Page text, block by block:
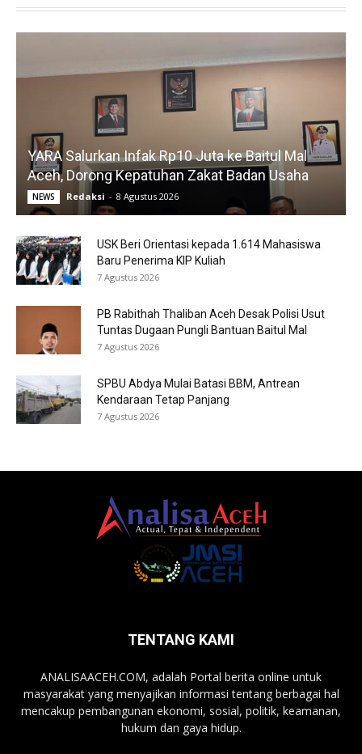
YARA Salurkan Infak Rp10 Juta ke Baitul Mal
Aceh, Dorong Kepatuhan Zakat Badan Usaha
NEWS Redaksi - 8 Agustus 2026
USK Beri Orientasi kepada 1.614 Mahasiswa
Baru Penerima KIP Kuliah
7 Agustus 2026
PB Rabithah Thaliban Aceh Desak Polisi Usut
Tuntas Dugaan Pungli Bantuan Baitul Mal
7 Agustus 2026
SPBU Abdya Mulai Batasi BBM, Antrean
Kendaraan Tetap Panjang
7 Agustus 2026
TENTANG KAMI
ANALISAACEH.COM, adalah Portal berita online untuk
masyarakat yang menyajikan informasi tentang berbagai hal
mencakup pembangunan ekonomi, sosial, politik, keamanan,
hukum dan gaya hidup.